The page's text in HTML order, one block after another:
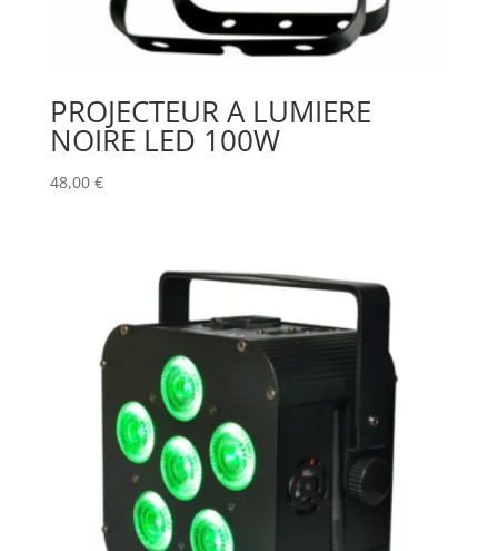
PROJECTEUR A LUMIERE
NOIRE LED 100W
48,00 €